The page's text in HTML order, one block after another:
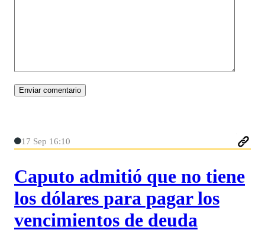
17 Sep 16:10
Caputo admitió que no tiene
los dólares para pagar los
vencimientos de deuda